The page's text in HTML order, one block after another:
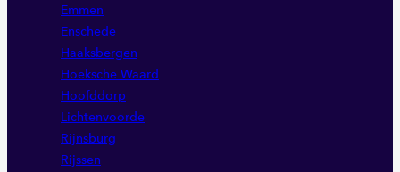
Emmen
Enschede
Haaksbergen
Hoeksche Waard
Hoofddorp
Lichtenvoorde
Rijnsburg
Rijssen